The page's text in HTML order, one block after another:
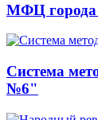
МФЦ
Система
№6"